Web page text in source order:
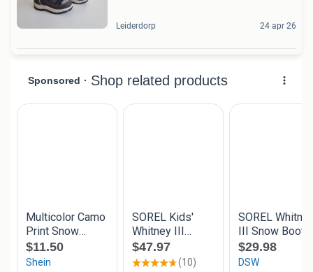
Leiderdorp 24 apr 26